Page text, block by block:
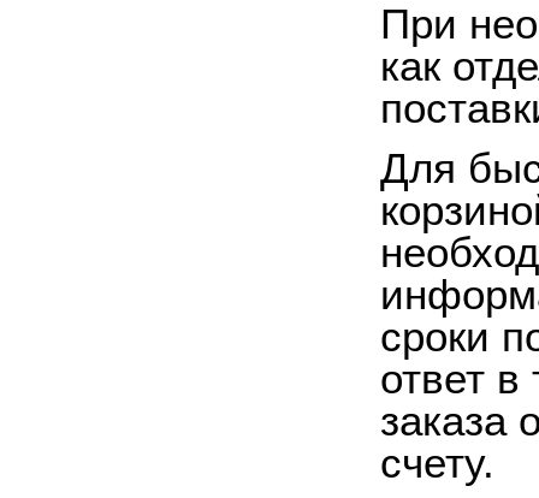
При
как
Для
сроки
ответ
заказа
счету.